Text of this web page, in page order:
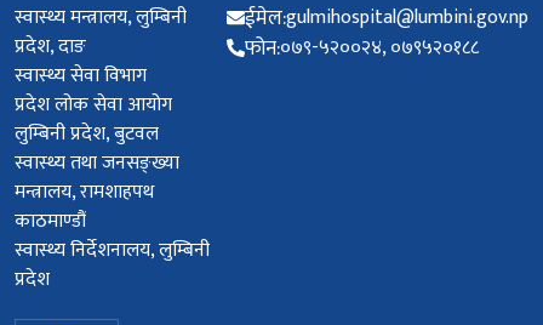
स्वास्थ्य मन्त्रालय, लुम्बिनी
प्रदेश, दाङ
स्वास्थ्य सेवा विभाग
प्रदेश लोक सेवा आयोग
लुम्बिनी प्रदेश, बुटवल
स्वास्थ्य तथा जनसङ्ख्या
मन्त्रालय, रामशाहपथ
काठमाण्डौं
स्वास्थ्य निर्देशनालय, लुम्बिनी
प्रदेश
ईमेल:gulmihospital@lumbini.gov.np
फोन:०७९-५२००२४, ०७९५२०१८८